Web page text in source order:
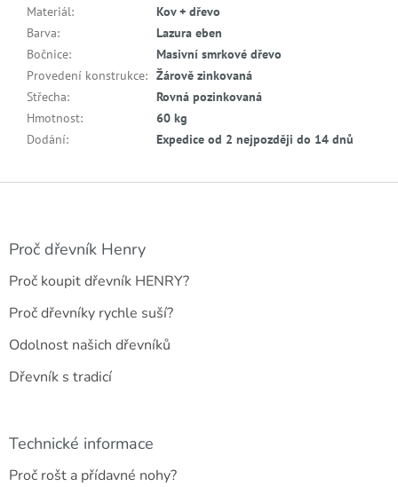
Materiál:
Kov + dřevo
Barva:
Lazura eben
Bočnice:
Masivní smrkové dřevo
Provedení konstrukce: Žárově zinkovaná
Střecha:
Rovná pozinkovaná
Hmotnost:
60 kg
Dodání: Expedice od 2 nejpozději do 14 dnů
Z
Proč dřevník Henry
Proč koupit dřevník HENRY?
Proč dřevníky rychle suší?
Odolnost našich dřevníků
Dřevník s tradicí
Technické informace
Proč rošt a přídavné nohy?